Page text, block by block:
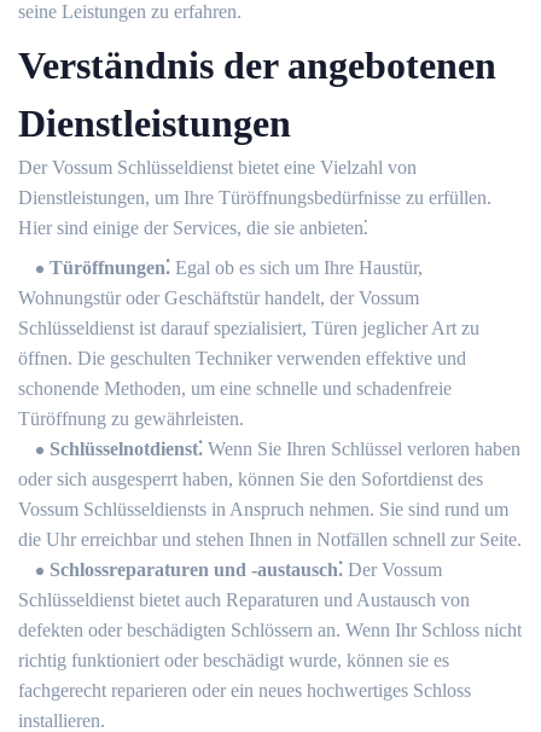
seine Leistungen zu erfahren.​
Verständnis der angebotenen
Dienstleistungen
Der Vossum Schlüsseldienst bietet eine Vielzahl von
Dienstleistungen, um Ihre Türöffnungsbedürfnisse zu erfüllen.
Hier sind einige der Services, die sie anbieten⁚
Türöffnungen⁚ Egal ob es sich um Ihre Haustür,
Wohnungstür oder Geschäftstür handelt, der Vossum
Schlüsseldienst ist darauf spezialisiert, Türen jeglicher Art zu
öffnen. Die geschulten Techniker verwenden effektive und
schonende Methoden, um eine schnelle und schadenfreie
Türöffnung zu gewährleisten.​
Schlüsselnotdienst⁚ Wenn Sie Ihren Schlüssel verloren haben
oder sich ausgesperrt haben, können Sie den Sofortdienst des
Vossum Schlüsseldiensts in Anspruch nehmen.​ Sie sind rund um
die Uhr erreichbar und stehen Ihnen in Notfällen schnell zur Seite.​
Schlossreparaturen und -austausch⁚ Der Vossum
Schlüsseldienst bietet auch Reparaturen und Austausch von
defekten oder beschädigten Schlössern an.​ Wenn Ihr Schloss nicht
richtig funktioniert oder beschädigt wurde, können sie es
fachgerecht reparieren oder ein neues hochwertiges Schloss
installieren.​